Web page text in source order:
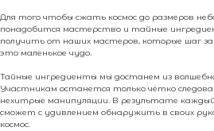
Для того чтобы сжать космос до размеров
понадобится мастерство и тайные
получить от наших мастеров, которые шаг
это маленькое чудо.
Тайные ингредиенты мы достанем из
Участникам останется только чётко
нехитрые манипуляции. В результате
сможет с удивлением обнаружить в своих
космос.